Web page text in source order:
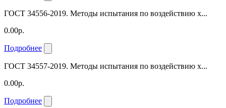
ГОСТ 34556-2019. Методы испытания по воздействию х...
0.00р.
Подробнее
ГОСТ 34557-2019. Методы испытания по воздействию х...
0.00р.
Подробнее